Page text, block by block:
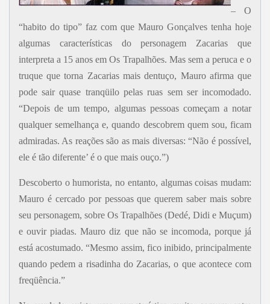
– O
“habito do tipo” faz com que Mauro Gonçalves tenha hoje
algumas características do personagem Zacarias que
interpreta a 15 anos em Os Trapalhões. Mas sem a peruca e o
truque que torna Zacarias mais dentuço, Mauro afirma que
pode sair quase tranqüilo pelas ruas sem ser incomodado.
“Depois de um tempo, algumas pessoas começam a notar
qualquer semelhança e, quando descobrem quem sou, ficam
admiradas. As reações são as mais diversas: “Não é possível,
ele é tão diferente’ é o que mais ouço.”)
Descoberto o humorista, no entanto, algumas coisas mudam:
Mauro é cercado por pessoas que querem saber mais sobre
seu personagem, sobre Os Trapalhões (Dedé, Didi e Muçum)
e ouvir piadas. Mauro diz que não se incomoda, porque já
está acostumado. “Mesmo assim, fico inibido, principalmente
quando pedem a risadinha do Zacarias, o que acontece com
freqüência.”